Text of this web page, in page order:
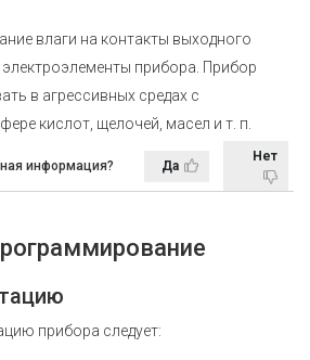
влаги на контакты выходного
электроэлементы прибора. Прибор
в агрессивных средах с
кислот, щелочей, масел и т. п.
информация? Да
Нет
прибора следует: